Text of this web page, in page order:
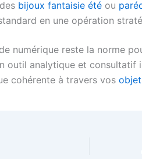
bijoux fantaisie été ou
en une opération
numérique reste la norme
outil analytique et consultatif
cohérente à travers vos